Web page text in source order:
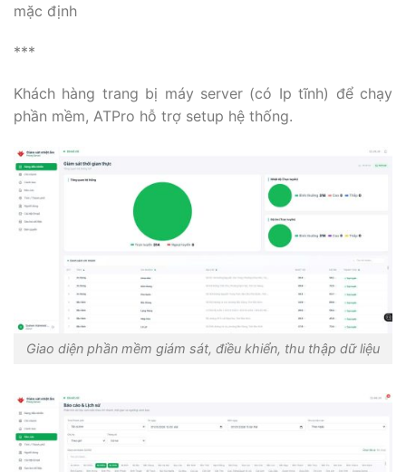
mặc định
***
Khách hàng trang bị máy server (có Ip tĩnh) để chạy
phần mềm, ATPro hỗ trợ setup hệ thống.
Giao diện phần mềm giám sát, điều khiển, thu thập dữ liệu